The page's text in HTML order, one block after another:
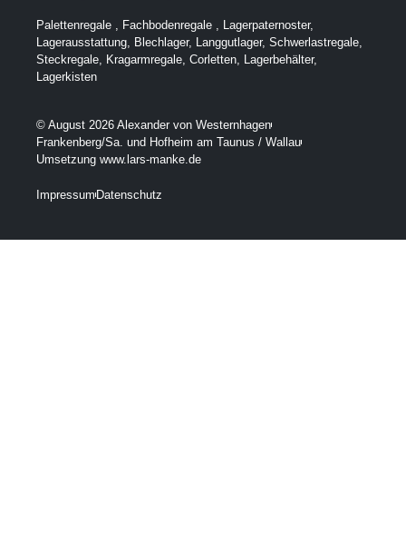
Palettenregale Fachbodenregale Lagerpaternoster,
Lagerausstattung Blechlager, Langgutlager, Schwerlastregale
Steckregale Kragarmregale Corletten Lagerbehälter,
Lagerkisten
© August 2026 Alexander von Westernhagen
Frankenberg/Sa. und Hofheim am Taunus / Wallau
Umsetzung www.lars-manke.de
Impressum Datenschutz